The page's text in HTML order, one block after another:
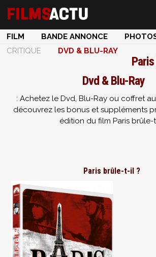
FILM BANDE ANNONCE
CRITIQUE
DVD & BLU-RAY
Dvd & Blu-Ray
: Achetez le Dvd, Blu-Ray ou coffret
découvrez les bonus et suppléments
édition du film Paris brûle-
Paris brûle-t-il ?